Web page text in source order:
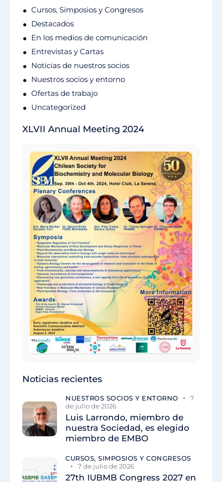
Cursos, Simposios y Congresos
Destacados
En los medios de comunicación
Entrevistas y Cartas
Noticias de nuestros socios
Nuestros socios y entorno
Ofertas de trabajo
Uncategorized
XLVII Annual Meeting 2024
Noticias recientes
NUESTROS SOCIOS Y ENTORNO
7
de julio de 2026
Luis Larrondo, miembro de
nuestra Sociedad, es elegido
miembro de EMBO
CURSOS, SIMPOSIOS Y CONGRESOS
7 de julio de 2026
27th IUBMB Congress 2027 en